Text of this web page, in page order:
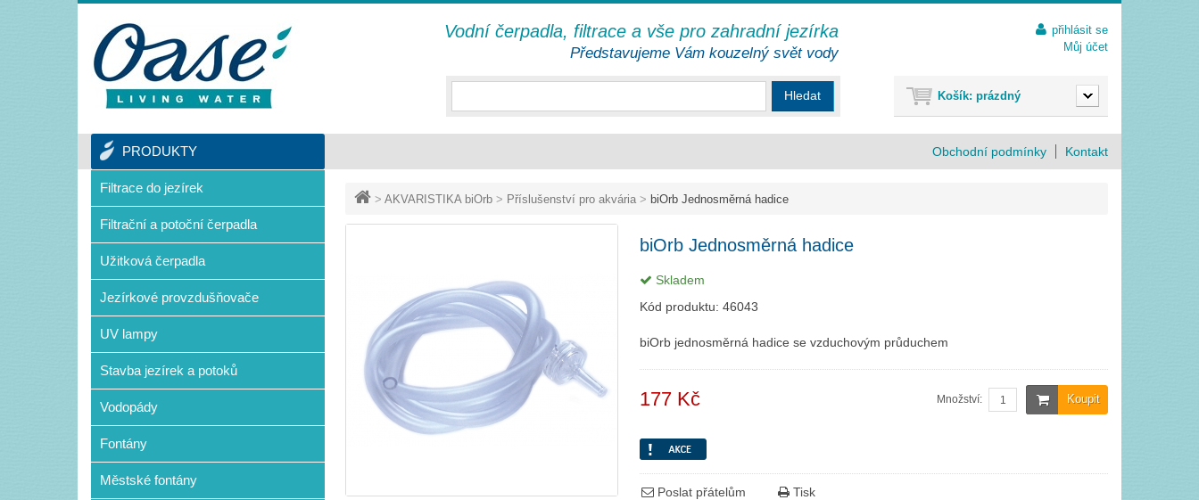
> AKVARISTIKA biOrb > Příslušenství pro akvária > biOrb Jednosměrná hadice
biOrb Jednosměrná hadice
Skladem
Kód produktu: 46043
biOrb jednosměrná hadice se vzduchovým průduchem
177 Kč Koupit
Množství:
Poslat přátelům Tisk
PRODUKTY
Filtrace do jezírek
Filtrační a potoční čerpadla
Užitková čerpadla
Jezírkové provzdušňovače
UV lampy
Stavba jezírek a potoků
Vodopády
Fontány
Městské fontány
Obchodní podmínky Kontakt
Hledat
přihlásit se
Můj účet
Košík: prázdný
Vodní čerpadla, filtrace a vše pro zahradní jezírka
Představujeme Vám kouzelný svět vody